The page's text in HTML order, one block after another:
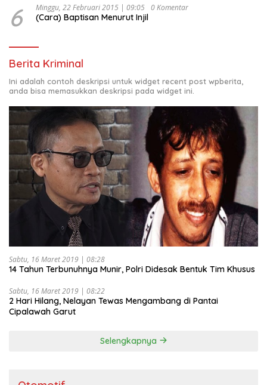
6 Minggu, 22 Februari 2015 | 09:05 0 Komentar
(Cara) Baptisan Menurut Injil
Berita Kriminal
Ini adalah contoh deskripsi untuk widget recent post wpberita,
anda bisa memasukkan deskripsi pada widget ini.
Sabtu, 16 Maret 2019 | 08:28
14 Tahun Terbunuhnya Munir, Polri Didesak Bentuk Tim Khusus
Sabtu, 16 Maret 2019 | 08:22
2 Hari Hilang, Nelayan Tewas Mengambang di Pantai
Cipalawah Garut
Selengkapnya